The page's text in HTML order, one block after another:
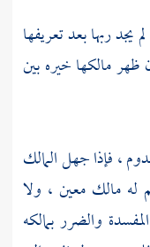
يجد ربها بعد تعريفها
ظهر مالكها خيره بين
، فإذا جهل المالك
له مالك معين ، ولا
والضرر بمالكه